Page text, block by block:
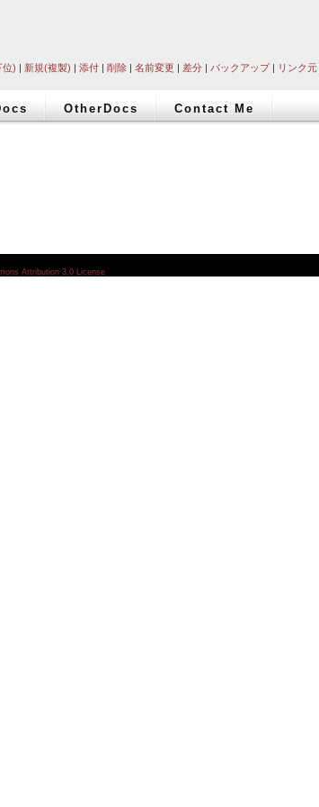
位) | 新規(複製) | 添付 | 削除 | 名前変更 | 差分 | バックアップ| リンク元
OtherDocs
Contact Me
Attribution 3.0 License